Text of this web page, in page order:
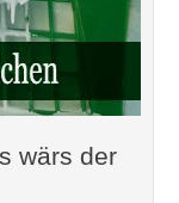
wärs der